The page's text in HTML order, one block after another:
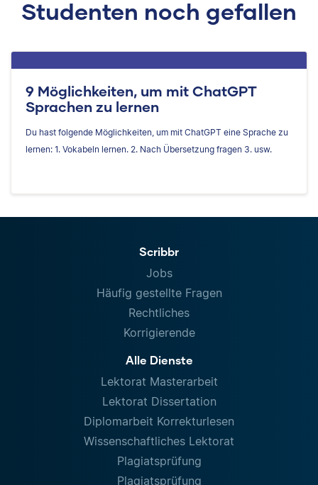
Studenten noch gefallen
9 Möglichkeiten, um mit ChatGPT
Sprachen zu lernen
Du hast folgende Möglichkeiten, um mit ChatGPT eine Sprache zu
lernen: 1. Vokabeln lernen. 2. Nach Übersetzung fragen 3. usw.
Scribbr
Jobs
Häufig gestellte Fragen
Rechtliches
Korrigierende
Alle Dienste
Lektorat Masterarbeit
Lektorat Dissertation
Diplomarbeit Korrekturlesen
Wissenschaftliches Lektorat
Plagiatsprüfung
Plagiatsprüfung